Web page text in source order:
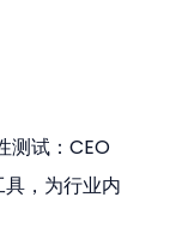
测试：CEO
，为行业内